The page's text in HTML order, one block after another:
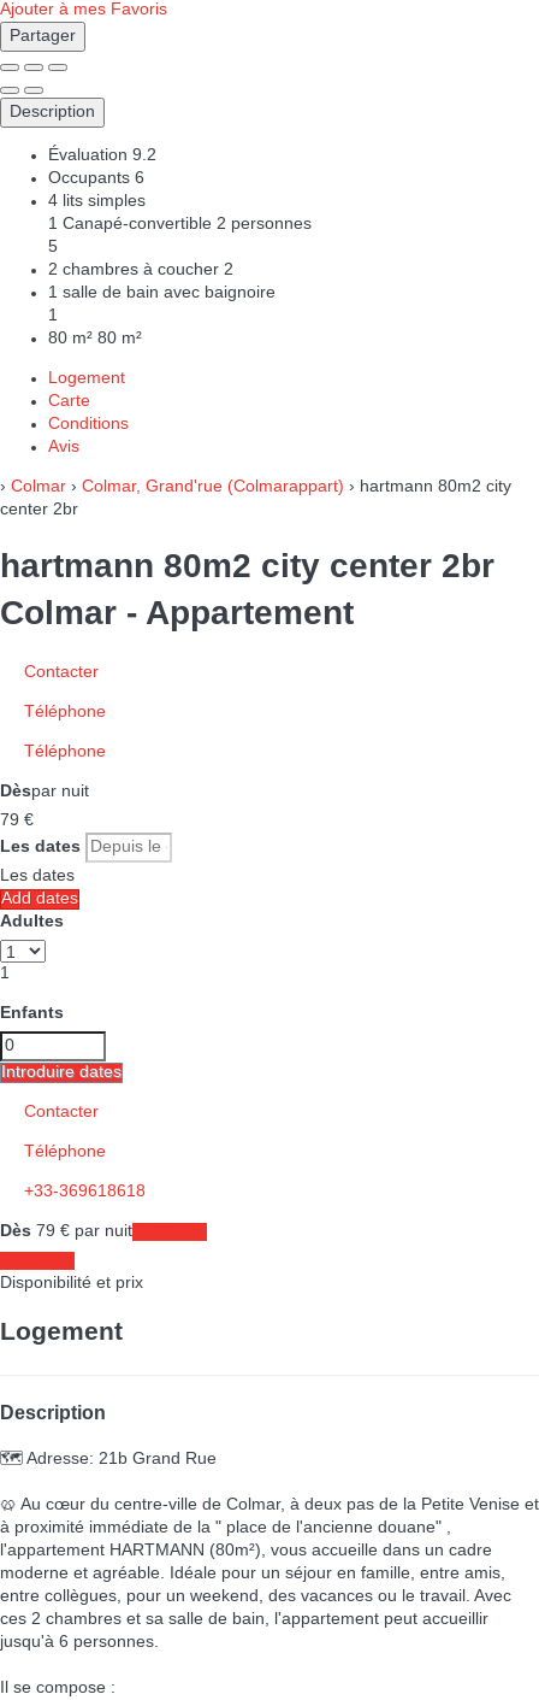
Ajouter à mes Favoris
Partager
Description
Évaluation 9.2
Occupants 6
4 lits simples
1 Canapé-convertible 2 personnes
5
2 chambres à coucher 2
1 salle de bain avec baignoire
1
80 m² 80 m²
Logement
Carte
Conditions
Avis
› Colmar › Colmar, Grand'rue (Colmarappart) › hartmann 80m2 city
center 2br
hartmann 80m2 city center 2br
Colmar - Appartement
Contacter
Téléphone
Téléphone
Dèspar nuit
79 €
Les dates
Les dates
Add dates
Adultes
1
Enfants
Introduire dates
Contacter
Téléphone
+33-369618618
Dès 79 € par nuit
Disponibilité et prix
Logement
Description
🗺️ Adresse: 21b Grand Rue
🥨 Au cœur du centre-ville de Colmar, à deux pas de la Petite Venise et
à proximité immédiate de la " place de l'ancienne douane" ,
l'appartement HARTMANN (80m²), vous accueille dans un cadre
moderne et agréable. Idéale pour un séjour en famille, entre amis,
entre collègues, pour un weekend, des vacances ou le travail. Avec
ces 2 chambres et sa salle de bain, l'appartement peut accueillir
jusqu'à 6 personnes.
Il se compose :